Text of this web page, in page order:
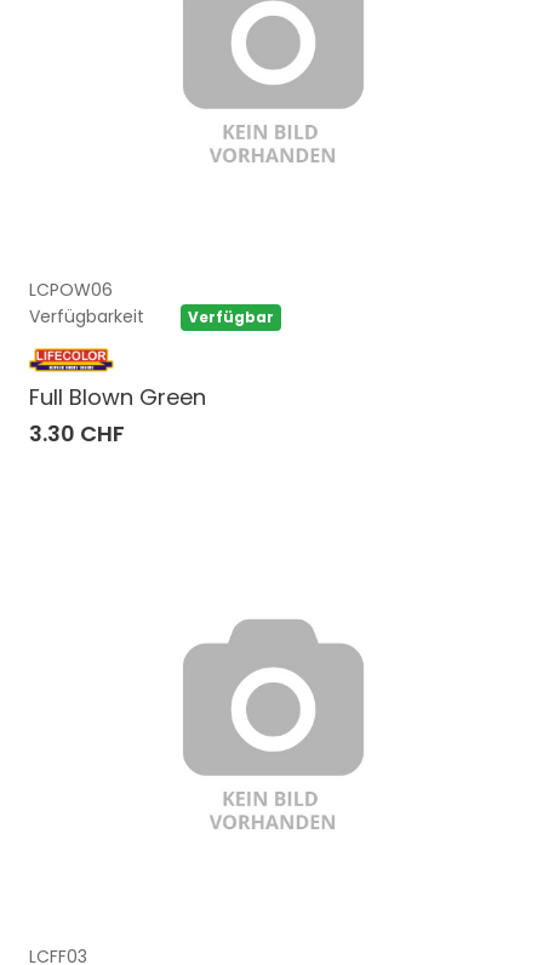
LCPOW06
Verfügbarkeit
Verfügbar
Full Blown Green
3.30 CHF
LCFF03